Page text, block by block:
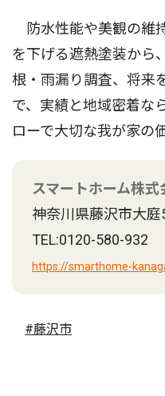
防水性能や美観の維
を下げる遮熱塗装から
根・雨漏り調査、将来
で、実績と地域密着な
ローで大切な我が家の
スマートホーム株式
神奈川県藤沢市大
TEL:0120-580-932
https://smarthome-
#藤沢市